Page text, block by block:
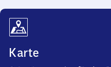
Karte